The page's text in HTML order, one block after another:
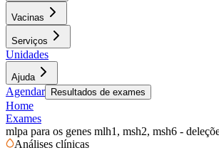
Vacinas
Serviços
Unidades
Ajuda
Agendar Resultados de exames
Home
Exames
mlpa para os genes mlh1, msh2, msh6 -
Análises clínicas